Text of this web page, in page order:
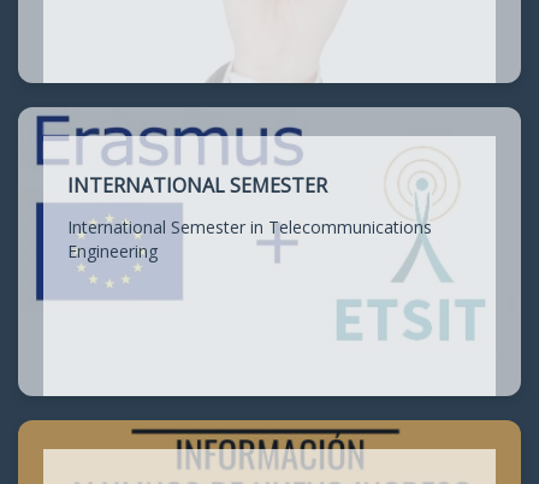
INTERNATIONAL SEMESTER
International Semester in Telecommunications
Engineering